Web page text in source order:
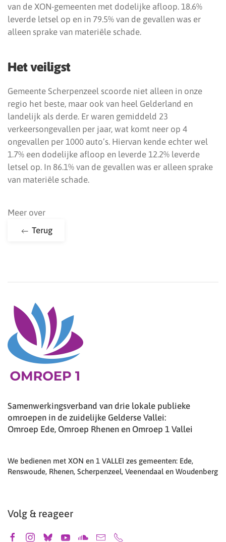
van de XON-gemeenten met dodelijke afloop. 18.6%
leverde letsel op en in 79.5% van de gevallen was er
alleen sprake van materiële schade.
Het veiligst
Gemeente Scherpenzeel scoorde niet alleen in onze
regio het beste, maar ook van heel Gelderland en
landelijk als derde. Er waren gemiddeld 23
verkeersongevallen per jaar, wat komt neer op 4
ongevallen per 1000 auto’s. Hiervan kende echter wel
1.7% een dodelijke afloop en leverde 12.2% leverde
letsel op. In 86.1% van de gevallen was er alleen sprake
van materiële schade.
Meer over
Terug
Samenwerkingsverband van drie lokale publieke
omroepen in de zuidelijke Gelderse Vallei:
Omroep Ede, Omroep Rhenen en Omroep 1 Vallei
We bedienen met XON en 1 VALLEI zes gemeenten: Ede,
Renswoude, Rhenen, Scherpenzeel, Veenendaal en Woudenberg
Volg & reageer